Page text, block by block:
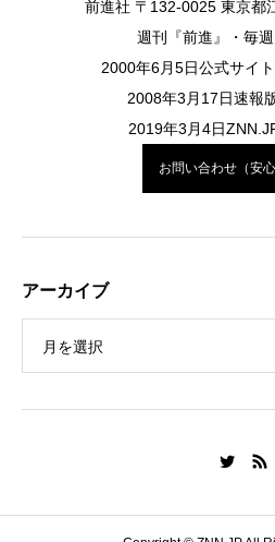
前進社 〒132-0025 東京都
週刊『前進』・毎
2000年6月5日公式サイ
2008年3月17日速報
2019年3月4日
お問い合わせ（安心
アーカイブ
月を選択